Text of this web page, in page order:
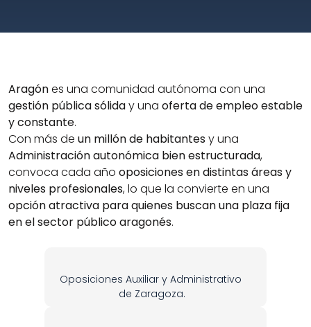
Aragón
gestión pública sólida y una oferta de empleo estable
y constante.
Con más de un millón de habitantes
Administración autonómica bien estructurada,
convoca cada año oposiciones en distintas áreas y
niveles profesionales
opción atractiva para quienes buscan una plaza fija
en el sector público aragonés.
Oposiciones Auxiliar y Administrativo
de Zaragoza.